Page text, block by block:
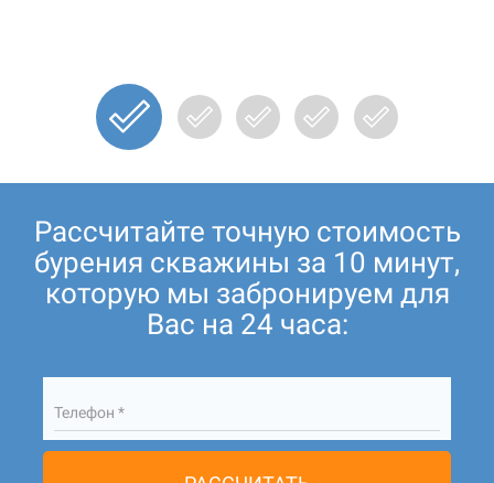
Рассчитайте точную стоимость
бурения скважины за 10 минут,
которую мы забронируем для
Вас на 24 часа:
Телефон *